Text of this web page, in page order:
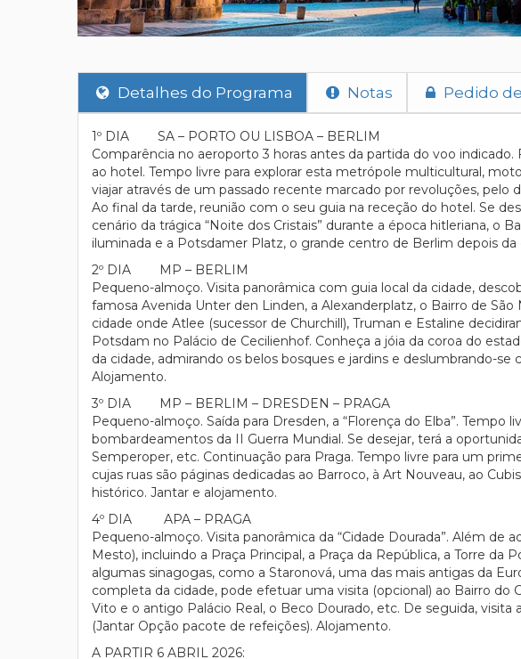
Detalhes do Programa Notas Pedido
1º DIA SA – PORTO OU LISBOA – BERLIM
Comparência no aeroporto 3 horas antes da partida do voo
ao hotel. Tempo livre para explorar esta metrópole multicultural,
viajar através de um passado recente marcado por revoluções,
Ao final da tarde, reunião com o seu guia na receção do hotel. Se
cenário da trágica “Noite dos Cristais” durante a época hitleriana,
iluminada e a Potsdamer Platz, o grande centro de Berlim depois
2º DIA MP – BERLIM
Pequeno-almoço. Visita panorâmica com guia local da cidade,
famosa Avenida Unter den Linden, a Alexanderplatz, o Bairro de
cidade onde Atlee (sucessor de Churchill), Truman e Estaline
Potsdam no Palácio de Cecilienhof. Conheça a jóia da coroa do
da cidade, admirando os belos bosques e jardins e deslumbrando-
Alojamento.
3º DIA MP – BERLIM – DRESDEN – PRAGA
Pequeno-almoço. Saída para Dresden, a “Florença do Elba”.
bombardeamentos da II Guerra Mundial. Se desejar, terá a
Semperoper, etc. Continuação para Praga. Tempo livre para um
cujas ruas são páginas dedicadas ao Barroco, à Art Nouveau, ao
histórico. Jantar e alojamento.
4º DIA APA – PRAGA
Pequeno-almoço. Visita panorâmica da “Cidade Dourada”. Além de
Mesto), incluindo a Praça Principal, a Praça da República, a Torre da
algumas sinagogas, como a Staronová, uma das mais antigas da
completa da cidade, pode efetuar uma visita (opcional) ao Bairro do
Vito e o antigo Palácio Real, o Beco Dourado, etc. De seguida,
(Jantar Opção pacote de refeições). Alojamento.
A PARTIR 6 ABRIL 2026: